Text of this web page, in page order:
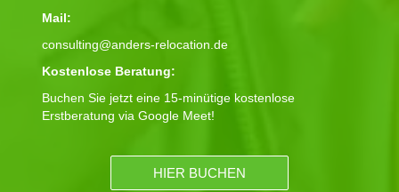
Mail:
consulting@anders-relocation.de
Kostenlose Beratung:
Buchen Sie jetzt eine 15-minütige kostenlose
Erstberatung via Google Meet!
HIER BUCHEN